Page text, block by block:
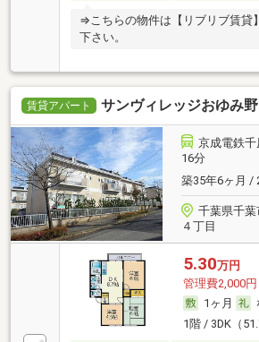
⇒こちらの物件は【リブリブ賃貸
下さい。
賃貸アパート サンヴィレッジおゆみ野
京成電鉄
16分
築35年6ヶ月 /
千葉県千
４丁目
5.30万円
管理費2,000円
1ヶ月
1階 / 3DK（